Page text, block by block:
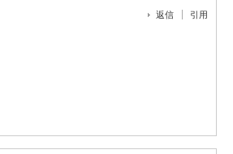
返信 引用